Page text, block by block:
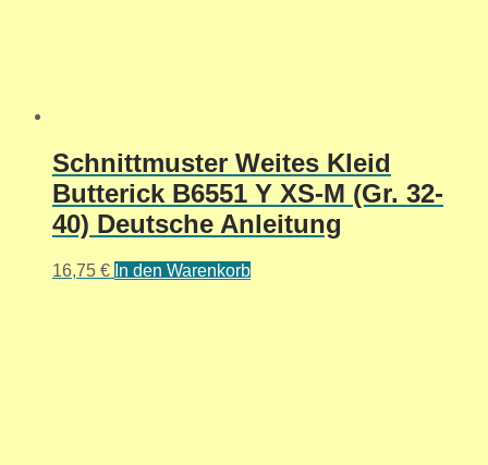
Schnittmuster Weites Kleid
Butterick B6551 Y XS-M (Gr. 32-
40) Deutsche Anleitung
16,75 € In den Warenkorb